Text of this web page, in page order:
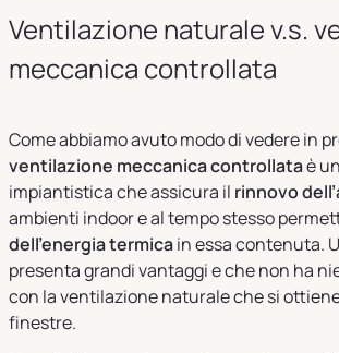
Ventilazione naturale v.s.
meccanica controllata
Come abbiamo avuto modo di vedere in
ventilazione meccanica controllataè
impiantistica che assicura il rinnovo
ambienti indoor e al tempo stesso
dell’energia termicain essa contenuta.
presenta grandi vantaggi e che non ha
con la ventilazione naturale che si
finestre.